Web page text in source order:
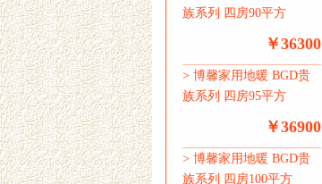
族系列 四房90平方
￥36300
> 博馨家用地暖 BGD贵
族系列 四房95平方
￥36900
> 博馨家用地暖 BGD贵
族系列 四房100平方